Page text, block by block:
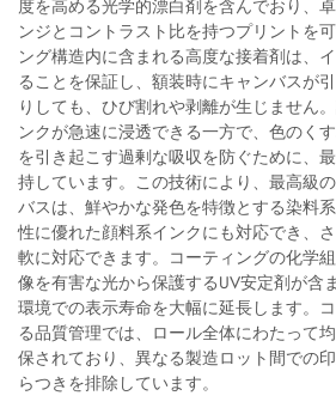
度を高める光学的漂白剤を含んでおり、
ンジとコントラスト比を持つプリントを
ング構造内に含まれる高度な接着剤は、
ることを保証し、額装時にキャンバスが
りしても、ひび割れや剥離が生じません
ンクが急速に浸透できる一方で、色のく
を引き起こす過剰な吸収を防ぐために、
持しています。この技術により、最高級
バスは、鮮やかな発色を特徴とする染料
性に優れた顔料系インクにも対応でき、
軟に対応できます。コーティングの化学
像を有害な光から保護するUV安定剤が含
環境での表示寿命を大幅に延長します。
る品質管理では、ロール全体にわたって
保されており、異なる製造ロット間での
らつきを排除しています。